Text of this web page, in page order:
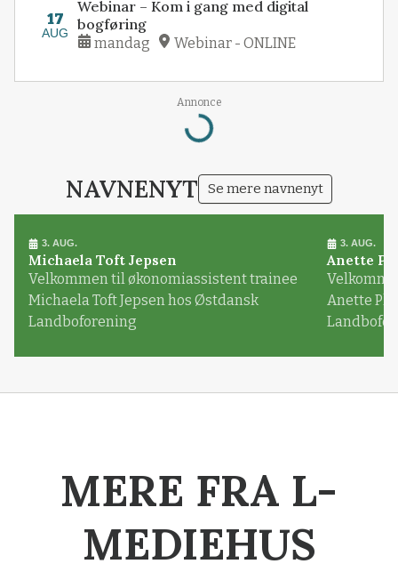
17
AUG
Webinar – Kom i gang med digital
bogføring
mandag Webinar - ONLINE
Annonce
Loading...
NAVNENYT Se mere navnenyt
3. AUG.
Michaela Toft Jepsen
Velkommen til økonomiassistent trainee
Michaela Toft Jepsen hos Østdansk
Landboforening
3. AUG.
Anette
Anette
MERE FRA L-
MEDIEHUS